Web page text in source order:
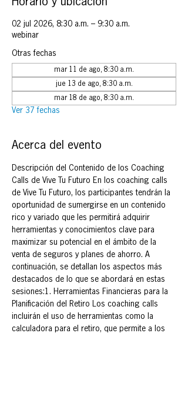
02 jul 2026, 8:30 a.m. – 9:30 a.m.
webinar
Otras fechas
mar 11 de ago, 8:30 a.m.
jue 13 de ago, 8:30 a.m.
mar 18 de ago, 8:30 a.m.
Ver 37 fechas
Acerca del evento
Descripción del Contenido de los Coaching
Calls de Vive Tu Futuro En los coaching calls
de Vive Tu Futuro, los participantes tendrán la
oportunidad de sumergirse en un contenido
rico y variado que les permitirá adquirir
herramientas y conocimientos clave para
maximizar su potencial en el ámbito de la
venta de seguros y planes de ahorro. A
continuación, se detallan los aspectos más
destacados de lo que se abordará en estas
sesiones:1. Herramientas Financieras para la
Planificación del Retiro Los coaching calls
incluirán el uso de herramientas como la
calculadora para el retiro, que permite a los